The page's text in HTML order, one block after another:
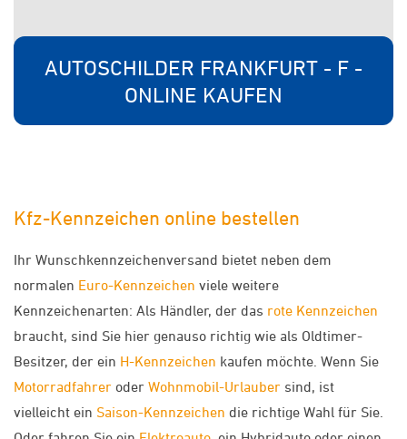
AUTOSCHILDER FRANKFURT - F -
ONLINE KAUFEN
Kfz-Kennzeichen online bestellen
Ihr Wunschkennzeichenversand bietet neben dem
normalen Euro-Kennzeichen viele weitere
Kennzeichenarten: Als Händler, der das rote Kennzeichen
braucht, sind Sie hier genauso richtig wie als Oldtimer-
Besitzer, der ein H-Kennzeichen kaufen möchte. Wenn Sie
Motorradfahrer oder Wohnmobil-Urlauber sind, ist
vielleicht ein Saison-Kennzeichen die richtige Wahl für Sie.